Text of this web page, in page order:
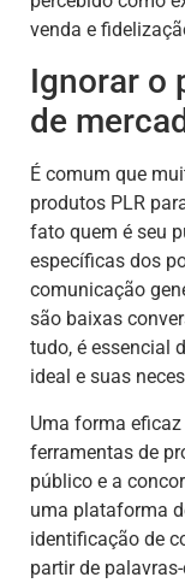
venda e
Ignorar o
de
É comum que
produtos PLR
fato quem é seu
específicas dos
comunicação
são baixas
tudo, é essencial
ideal e suas
Uma forma
ferramentas de
público e a
uma plataforma
identificação de
partir de